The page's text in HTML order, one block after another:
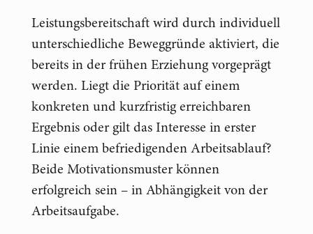
Leistungsbereitschaft wird durch individuell
unterschiedliche Beweggründe aktiviert, die
bereits in der frühen Erziehung vorgeprägt
werden. Liegt die Priorität auf einem
konkreten und kurzfristig erreichbaren
Ergebnis oder gilt das Interesse in erster
Linie einem befriedigenden Arbeitsablauf?
Beide Motivationsmuster können
erfolgreich sein – in Abhängigkeit von der
Arbeitsaufgabe.